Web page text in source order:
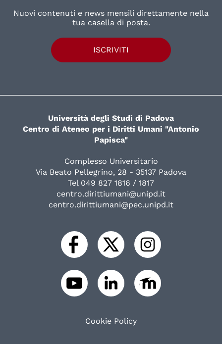
Nuovi contenuti e news mensili direttamente nella
tua casella di posta.
ISCRIVITI
Università degli Studi di Padova
Centro di Ateneo per i Diritti Umani "Antonio
Papisca"
Complesso Universitario
Via Beato Pellegrino, 28 - 35137 Padova
Tel 049 827 1816 / 1817
centro.dirittiumani@unipd.it
centro.dirittiumani@pec.unipd.it
Cookie Policy